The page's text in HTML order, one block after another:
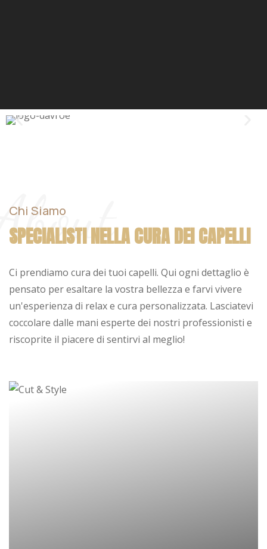
Chi Siamo
SPECIALISTI NELLA CURADEI CAPELLI
Ci prendiamo cura dei tuoi capelli. Qui ogni dettaglio è
pensato per esaltare la vostra bellezza e farvi vivere
un'esperienza di relax e cura personalizzata. Lasciatevi
coccolare dalle mani esperte dei nostri professionisti e
riscoprite il piacere di sentirvi al meglio!